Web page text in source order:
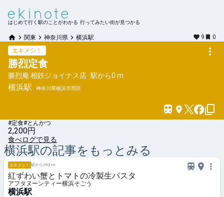
はじめて行く駅のことがわかる 行ってみたい街が見つかる
関東 神奈川県 横浜駅 9
0
エキメシ！
勝烈定食
勝烈庵 相鉄ジョイナス店 駅から0 m
横浜駅 神奈川県横浜市西区
#定食#とんかつ
2,200円
食べログで見る
横浜駅の記事をもっとみる
エキメシ！ 駅から293 m
紅ずわい蟹とトマトの冷製生パスタ
アフタヌーンティー横浜そごう
横浜駅